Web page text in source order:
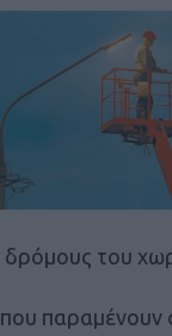
δρόμους του
που παραμένουν